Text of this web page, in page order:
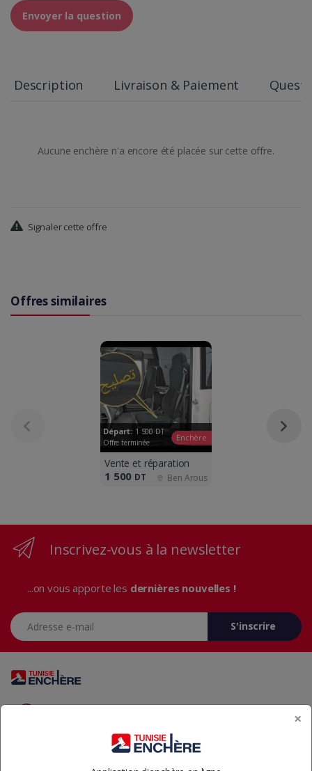
Envoyer la question
Description Livraison & Paiement
Aucune enchère n'a encore été placée sur cette offre.
Signaler cette offre
Offres similaires
Départ: 1 500 DT
Offre terminée
Enchère
Vente et réparation
1 500 DT Ben Arous
Inscrivez-vous à la newsletter
...on vous apporte les dernières nouvelles !
Adresse e-mail
S'inscrire
Vous avez des questions? Appelez-nous 24/7!
×